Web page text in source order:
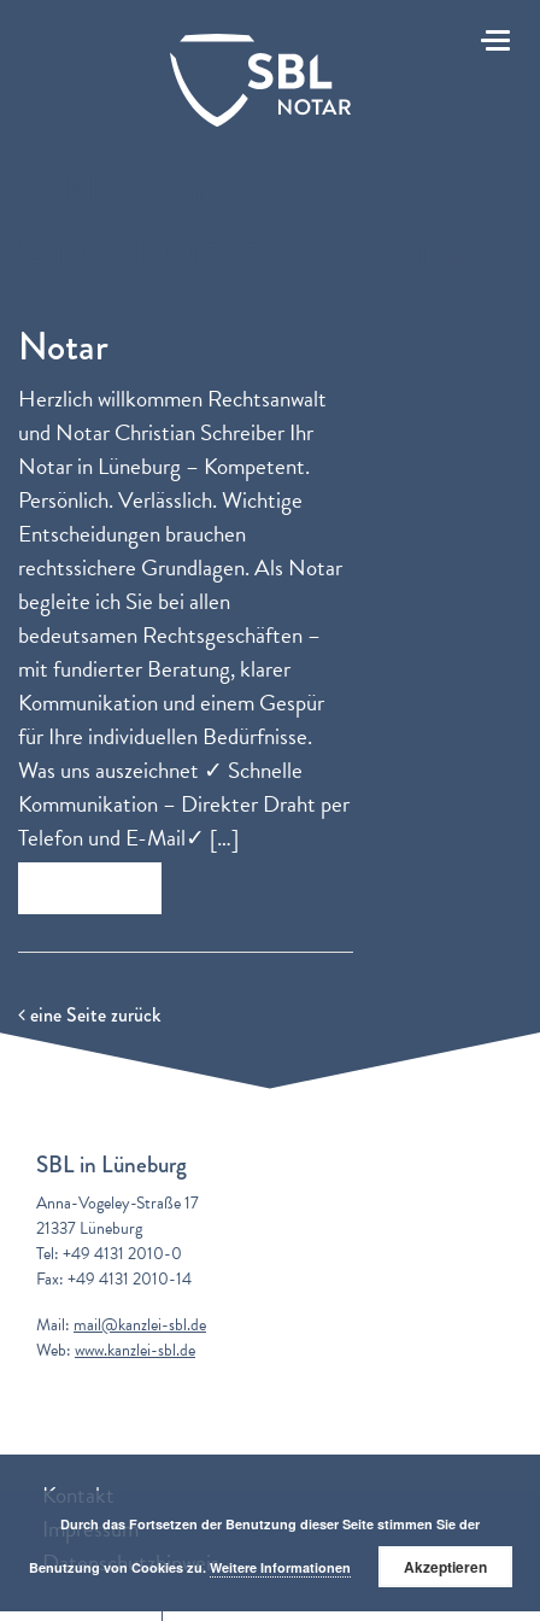
Notar
Herzlich willkommen Rechtsanwalt
und Notar Christian Schreiber Ihr
Notar in Lüneburg – Kompetent.
Persönlich. Verlässlich. Wichtige
Entscheidungen brauchen
rechtssichere Grundlagen. Als Notar
begleite ich Sie bei allen
bedeutsamen Rechtsgeschäften –
mit fundierter Beratung, klarer
Kommunikation und einem Gespür
für Ihre individuellen Bedürfnisse.
Was uns auszeichnet ✓ Schnelle
Kommunikation – Direkter Draht per
Telefon und E-Mail✓ […]
eine Seite zurück
SBL in Lüneburg
Anna-Vogeley-Straße 17
21337 Lüneburg
Tel: +49 4131 2010-0
Fax: +49 4131 2010-14
Mail: mail@kanzlei-sbl.de
Web:www.kanzlei-sbl.de
Kontakt
Impressum
Datenschutzhinweis
Durch das Fortsetzen der Benutzung dieser Seite stimmen Sie der
Benutzung von Cookies zu. Weitere Informationen Akzeptieren